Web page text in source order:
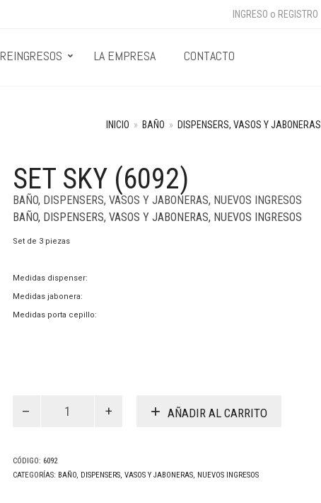
INGRESO o REGISTRO
REINGRESOS LA EMPRESA CONTACTO
INICIO » BAÑO » DISPENSERS, VASOS Y JABONERAS
SET SKY (6092)
BAÑO, DISPENSERS, VASOS Y JABONERAS, NUEVOS INGRESOS
BAÑO, DISPENSERS, VASOS Y JABONERAS, NUEVOS INGRESOS
Set de 3 piezas
Medidas dispenser:
Medidas jabonera:
Medidas porta cepillo:
Sky
AÑADIR AL CARRITO
CÓDIGO: 6092
CATEGORÍAS: BAÑO, DISPENSERS, VASOS Y JABONERAS, NUEVOS INGRESOS